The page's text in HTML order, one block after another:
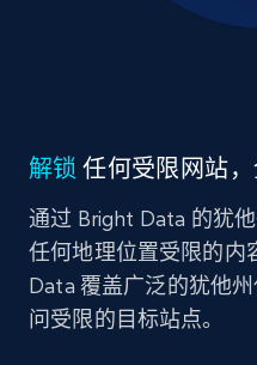
解锁 任何受限网站
通过 Bright Data 的犹
任何地理位置受限的内
Data 覆盖广泛的犹他
问受限的目标站点。